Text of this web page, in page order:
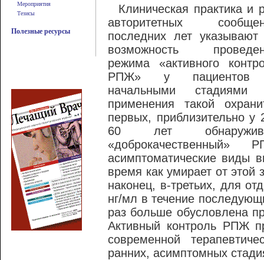
Мероприятия
Тезисы
Полезные ресурсы
Клиническая практика и
авторитетных
последних лет указывают
возможность
режима «активного
РПЖ» у
начальными
применения такой
первых, приблизительно у
60 лет
«доброкачественный»
асимптоматические виды
время как умирает от этой
наконец, в-третьих, для
нг/мл в течение
раз больше обусловлена
Активный контроль РПЖ
современной
ранних, асимптомных